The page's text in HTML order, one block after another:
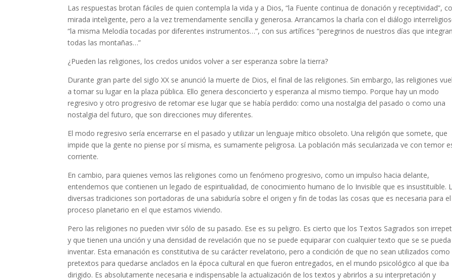
Las respuestas brotan fáciles de quien contempla la vida y a Dios, “la Fuente continua de donación y receptividad”,
mirada inteligente, pero a la vez tremendamente sencilla y generosa. Arrancamos la charla con el diálogo
“la misma Melodía tocadas por diferentes instrumentos…”, con sus artífices “peregrinos de nuestros días que integran
todas las montañas…”
¿Pueden las religiones, los credos unidos volver a ser esperanza sobre la tierra?
Durante gran parte del siglo XX se anunció la muerte de Dios, el final de las religiones. Sin embargo, las religiones
a tomar su lugar en la plaza pública. Ello genera desconcierto y esperanza al mismo tiempo. Porque hay un modo
regresivo y otro progresivo de retomar ese lugar que se había perdido: como una nostalgia del pasado o como una
nostalgia del futuro, que son direcciones muy diferentes.
El modo regresivo sería encerrarse en el pasado y utilizar un lenguaje mítico obsoleto. Una religión que somete, que
impide que la gente no piense por sí misma, es sumamente peligrosa. La población más secularizada ve con temor
corriente.
En cambio, para quienes vemos las religiones como un fenómeno progresivo, como un impulso hacia delante,
entendemos que contienen un legado de espiritualidad, de conocimiento humano de lo Invisible que es insustituible.
diversas tradiciones son portadoras de una sabiduría sobre el origen y fin de todas las cosas que es necesaria para el
proceso planetario en el que estamos viviendo.
Pero las religiones no pueden vivir sólo de su pasado. Ese es su peligro. Es cierto que los Textos Sagrados son
y que tienen una unción y una densidad de revelación que no se puede equiparar con cualquier texto que se se pueda
inventar. Esta emanación es constitutiva de su carácter revelatorio, pero a condición de que no sean utilizados como
pretextos para quedarse anclados en la época cultural en que fueron entregados, en el mundo psicológico al que iba
dirigido. Es absolutamente necesaria e indispensable la actualización de los textos y abrirlos a su interpretación y